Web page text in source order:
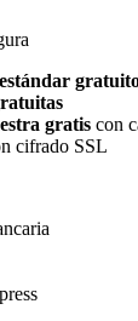
gratis con
cifrado SSL